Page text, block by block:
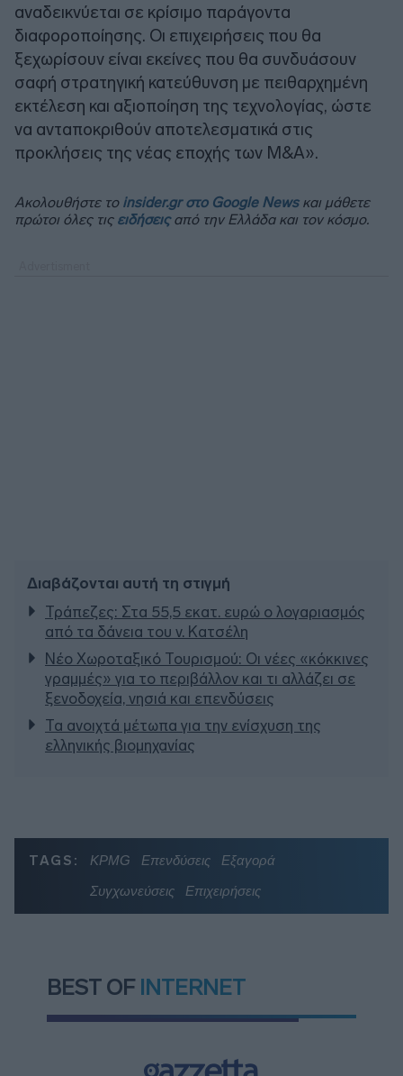
αναδεικνύεται σε κρίσιμο παράγοντα
διαφοροποίησης. Οι επιχειρήσεις που θα
ξεχωρίσουν είναι εκείνες που θα συνδυάσουν
σαφή στρατηγική κατεύθυνση με πειθαρχημένη
εκτέλεση και αξιοποίηση της τεχνολογίας, ώστε
να ανταποκριθούν αποτελεσματικά στις
προκλήσεις της νέας εποχής των M&A».
Ακολουθήστε το insider.gr στο Google Newsκαι μάθετε
πρώτοι όλες τις ειδήσειςαπό την Ελλάδα και τον κόσμο.
Διαβάζονται αυτή τη στιγμή
Τράπεζες: Στα 55,5 εκατ. ευρώ ο λογαριασμός
από τα δάνεια του ν. Κατσέλη
Νέο Χωροταξικό Τουρισμού: Οι νέες «κόκκινες
γραμμές» για το περιβάλλον και τι αλλάζει σε
ξενοδοχεία, νησιά και επενδύσεις
Τα ανοιχτά μέτωπα για την ενίσχυση της
ελληνικής βιομηχανίας
TAGS: KPMG Επενδύσεις
Εξαγορά
Συγχωνεύσεις
Επιχειρήσεις
BEST OF INTERNET